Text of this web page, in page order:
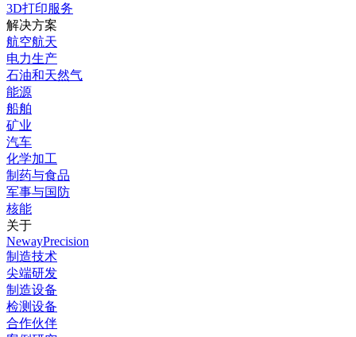
3D打印服务
解决方案
航空航天
电力生产
石油和天然气
能源
船舶
矿业
汽车
化学加工
制药与食品
军事与国防
核能
关于
NewayPrecision
制造技术
尖端研发
制造设备
检测设备
合作伙伴